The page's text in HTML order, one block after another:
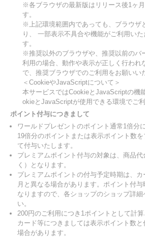
※各ブラウザの最新版はリリース後1ヶ
す。
※上記環境範囲内であっても、ブラウザ
り、 一部表示不具合や機能がご利用い
す。
※推奨以外のブラウザや、推奨以前のバ
利用の場合、動作や表示が正しく行われ
で、推奨ブラウザでのご利用をお願いい
＜CookieやJavaScriptについて＞
本サービスではCookieとJavaScriptの機
okieとJavaScriptが使用できる環境でご利
ポイント付与につきまして
ワールドプレゼントのポイント通常1倍分
19倍分のポイントまたは表示ポイント数
て付与いたします。
プレミアムポイント付与の対象は、商品
く）となります。
プレミアムポイントの付与予定時期は、
月と異なる場合があります。ポイント付
なりますので、各ショップのショップ詳
い。
200円のご利用につき1ポイントとして計
カード等につきましては表示ポイント数
場合があります。